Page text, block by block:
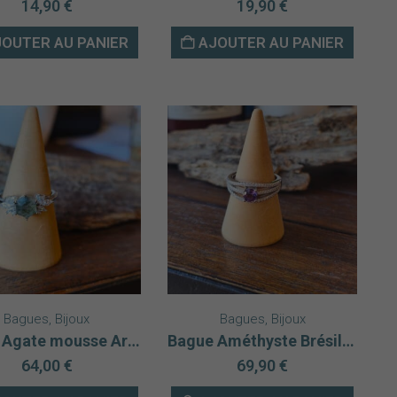
14,90 €
AU PANIER
19,90€
AJOUTER AU PANIER
Bagues, Bijoux
Bague Agate mousse Argent 925
64,00 €
Bagues, Bijoux
Bague Améthyste Brésil Argent rhodié 925 AAA modèle 2
69,90€